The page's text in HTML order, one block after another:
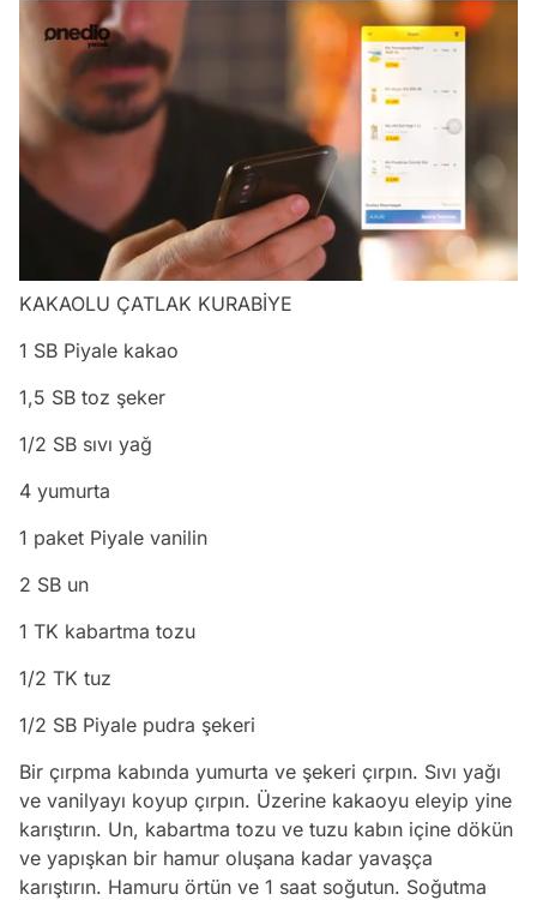
/
KAKAOLU ÇATLAK KURABİYE
1 SB Piyale kakao
1,5 SB toz şeker
1/2 SB sıvı yağ
4 yumurta
1 paket Piyale vanilin
2 SB un
1 TK kabartma tozu
1/2 TK tuz
1/2 SB Piyale pudra şekeri
Bir çırpma kabında yumurta ve şekeri çırpın. Sıvı yağı
ve vanilyayı koyup çırpın. Üzerine kakaoyu eleyip yine
karıştırın. Un, kabartma tozu ve tuzu kabın içine dökün
ve yapışkan bir hamur oluşana kadar yavaşça
karıştırın. Hamuru örtün ve 1 saat soğutun. Soğutma